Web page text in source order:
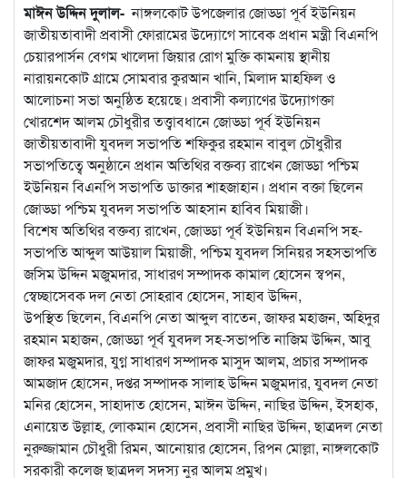
মাঈন উদ্দিন দুলাল- নাঙ্গলকোট উপজেলার জোড্ডা পূর্ব ইউনিয়ন
জাতীয়তাবাদী প্রবাসী ফোরামের উদ্যোগে সাবেক প্রধান মন্ত্রী বিএনপি
চেয়ারপার্সন বেগম খালেদা জিয়ার রোগ মুক্তি কামনায় স্থানীয়
নারায়নকোট গ্রামে সোমবার কুরআন খানি, মিলাদ মাহফিল ও
আলোচনা সভা অনুষ্ঠিত হয়েছে। প্রবাসী কল্যাণের উদ্যোগক্তা
খোরশেদ আলম চৌধুরীর তত্ত্বাবধানে জোড্ডা পূর্ব ইউনিয়ন
জাতীয়তাবাদী যুবদল সভাপতি শফিকুর রহমান বাবুল চৌধুরীর
সভাপতিত্বে অনুষ্ঠানে প্রধান অতিথির বক্তব্য রাখেন জোড্ডা পশ্চিম
ইউনিয়ন বিএনপি সভাপতি ডাক্তার শাহজাহান। প্রধান বক্তা ছিলেন
জোড্ডা পশ্চিম যুবদল সভাপতি আহসান হাবিব মিয়াজী।
বিশেষ অতিথির বক্তব্য রাখেন, জোড্ডা পূর্ব ইউনিয়ন বিএনপি সহ-
সভাপতি আব্দুল আউয়াল মিয়াজী, পশ্চিম যুবদল সিনিয়র সহসভাপতি
জসিম উদ্দিন মজুমদার, সাধারণ সম্পাদক কামাল হোসেন স্বপন,
স্বেচ্ছাসেবক দল নেতা সোহরাব হোসেন, সাহাব উদ্দিন,
উপস্থিত ছিলেন, বিএনপি নেতা আব্দুল বাতেন, জাফর মহাজন, অহিদুর
রহমান মহাজন, জোড্ডা পূর্ব যুবদল সহ-সভাপতি নাজিম উদ্দিন, আবু
জাফর মজুমদার, যুগ্ন সাধারণ সম্পাদক মাসুদ আলম, প্রচার সম্পাদক
আমজাদ হোসেন, দপ্তর সম্পাদক সালাহ উদ্দিন মজুমদার, যুবদল নেতা
মনির হোসেন, সাহাদাত হোসেন, মাঈন উদ্দিন, নাছির উদ্দিন, ইসহাক,
এনায়েত উল্লাহ, লোকমান হোসেন, প্রবাসী নাছির উদ্দিন, ছাত্রদল নেতা
নুরুজ্জামান চৌধুরী রিমন, আনোয়ার হোসেন, রিপন মোল্লা, নাঙ্গলকোট
সরকারী কলেজ ছাত্রদল সদস্য নুর আলম প্রমুখ।